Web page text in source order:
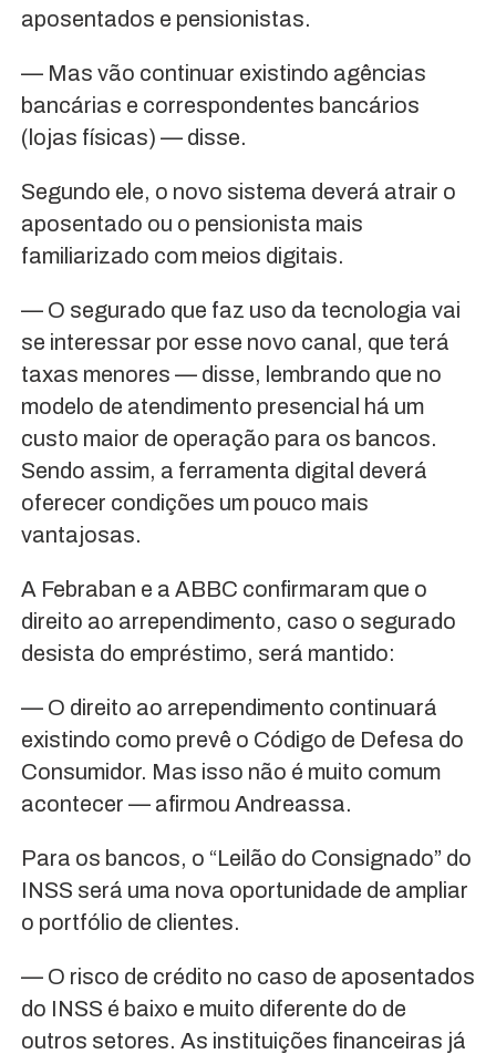
aposentados e pensionistas.
— Mas vão continuar existindo agências
bancárias e correspondentes bancários
(lojas físicas) — disse.
Segundo ele, o novo sistema deverá atrair o
aposentado ou o pensionista mais
familiarizado com meios digitais.
— O segurado que faz uso da tecnologia vai
se interessar por esse novo canal, que terá
taxas menores — disse, lembrando que no
modelo de atendimento presencial há um
custo maior de operação para os bancos.
Sendo assim, a ferramenta digital deverá
oferecer condições um pouco mais
vantajosas.
A Febraban e a ABBC confirmaram que o
direito ao arrependimento, caso o segurado
desista do empréstimo, será mantido:
— O direito ao arrependimento continuará
existindo como prevê o Código de Defesa do
Consumidor. Mas isso não é muito comum
acontecer — afirmou Andreassa.
Para os bancos, o “Leilão do Consignado” do
INSS será uma nova oportunidade de ampliar
o portfólio de clientes.
— O risco de crédito no caso de aposentados
do INSS é baixo e muito diferente do de
outros setores. As instituições financeiras já